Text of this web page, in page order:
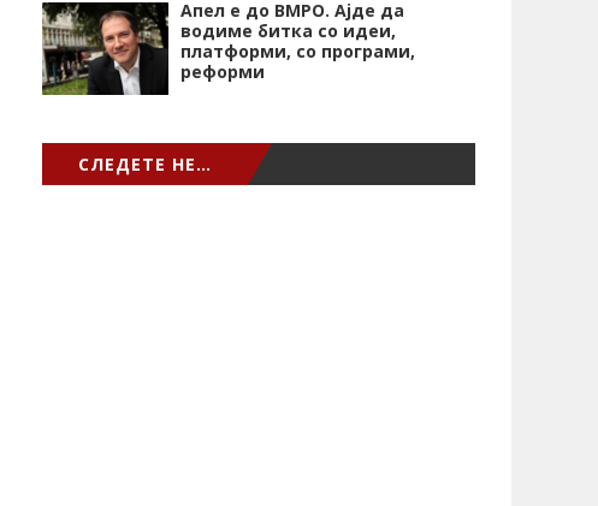
Апел е до ВМРО. Ајде да
водиме битка со идеи,
платформи, со програми,
реформи
СЛЕДЕТЕ НЕ…